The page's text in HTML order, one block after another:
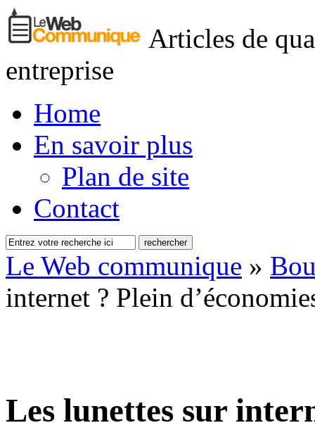
Articles de
entreprise
Home
En savoir plus
Plan de site
Contact
Le Web communique »
internet ? Plein
Les lunettes sur